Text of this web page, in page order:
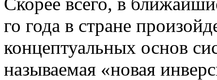
го года в стране
концептуальных основ
называемая «новая